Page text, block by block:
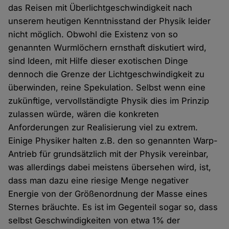
das Reisen mit Überlichtgeschwindigkeit nach
unserem heutigen Kenntnisstand der Physik leider
nicht möglich. Obwohl die Existenz von so
genannten Wurmlöchern ernsthaft diskutiert wird,
sind Ideen, mit Hilfe dieser exotischen Dinge
dennoch die Grenze der Lichtgeschwindigkeit zu
überwinden, reine Spekulation. Selbst wenn eine
zukünftige, vervollständigte Physik dies im Prinzip
zulassen würde, wären die konkreten
Anforderungen zur Realisierung viel zu extrem.
Einige Physiker halten z.B. den so genannten Warp-
Antrieb für grundsätzlich mit der Physik vereinbar,
was allerdings dabei meistens übersehen wird, ist,
dass man dazu eine riesige Menge negativer
Energie von der Größenordnung der Masse eines
Sternes bräuchte. Es ist im Gegenteil sogar so, dass
selbst Geschwindigkeiten von etwa 1% der